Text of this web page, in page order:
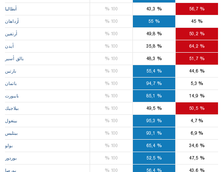
أنطاليا %100 % %
56,7
أرداهان %100 % %
أرتفين %100 %
49,8 %
50,2
أيدن %100 %
35,8 %
64,2
بالق أسير %100 % %
51,7
بارتين %100 %
55,4 %
44,6
باتمان %100 %
94,7 %
بايبورت %100 % %
14,9
بيلاجيك %100 %
49,5 %
50,5
بينغول %100 % %
4,7
بيتليس %100 % %
6,9
بولو %100 %
65,4 %
34,6
بوردور %100 %
52,5 %
47,5
بورصا %100 %
56,4 %
43,6